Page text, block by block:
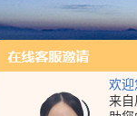
欢迎
来自